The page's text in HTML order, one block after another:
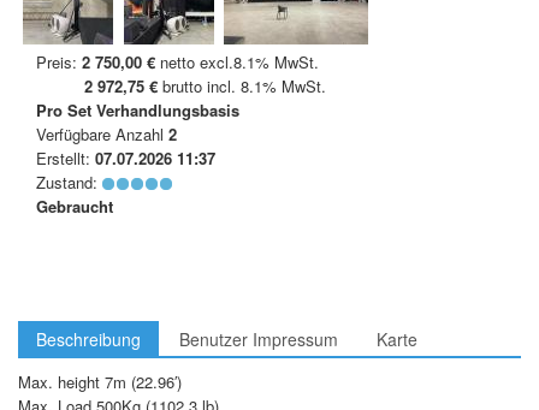
Preis: 2 750,00 € netto excl.8.1% MwSt.
2 972,75 € brutto incl. 8.1% MwSt.
Pro Set Verhandlungsbasis
Verfügbare Anzahl 2
Erstellt: 07.07.2026 11:37
Zustand:
Gebraucht
Beschreibung Benutzer Impressum Karte
Max. height 7m (22.96′)